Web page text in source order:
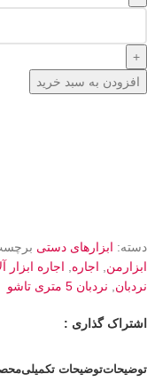
افزودن به سبد خرید
دسته: ابزارهای دستی
ابزارمن
اجاره اجاره ابزار
نردبان
نردبان 5 متری تاشو
اشتراک گذاری :
توضیحاتتوضیحات تکمیلی